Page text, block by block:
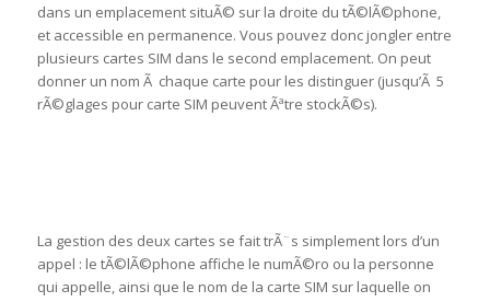
dans un emplacement situÃ© sur la droite du tÃ©lÃ©phone,
et accessible en permanence. Vous pouvez donc jongler entre
plusieurs cartes SIM dans le second emplacement. On peut
donner un nom Ã chaque carte pour les distinguer (jusqu’Ã 5
rÃ©glages pour carte SIM peuvent Ãªtre stockÃ©s).
La gestion des deux cartes se fait trÃ¨s simplement lors d’un
appel : le tÃ©lÃ©phone affiche le numÃ©ro ou la personne
qui appelle, ainsi que le nom de la carte SIM sur laquelle on